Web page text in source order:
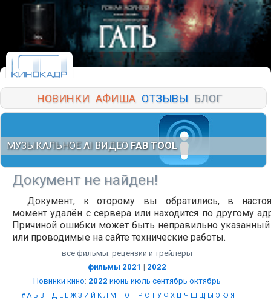
НОВИНКИ АФИША ОТЗЫВЫ БЛОГ
МУЗЫКАЛЬНОЕ AI ВИДЕО FAB TOOL
Документ не найден!
Документ, к оторому вы обратились, в
момент удалён с сервера или находится по другому
Причиной ошибки может быть неправильно указанный
или проводимые на сайте технические работы.
все фильмы: рецензии и трейлеры
фильмы 2021 | 2022
Новинки кино: 2022 июнь июль сентябрь октябрь
# А Б В Г Д Е Ё Ж З И Й К Л М Н О П Р С Т У Ф Х Ц Ч Ш Щ Ы Э Ю Я